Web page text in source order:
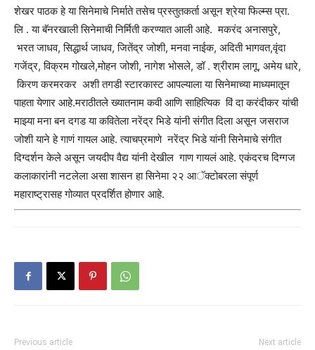
शेखर पाठक हे या सिनेमाचे निर्माते तसेच प्रस्तुतकर्ता असून श्रेया फिल्म्स प्रा.
लि . या बॅनरखाली सिनेमाची निर्मिती करण्यात आली आहे. मकरंद अनासपुरे,
भरत जाधव, सिद्धार्थ जाधव, जितेंद्र जोशी, मनवा नाईक, अदिती भागवत,वृंदा
गजेंद्र, विक्रम गोखले,मोहन जोशी, नागेश भोसले, डॉ . श्रीराम लागू, अमेय धारे,
किरण करमरकर अशी तगडी स्टारकास्ट आपल्याला या सिनेमाच्या माध्यमातून
पाहता येणार आहे.मराठीतले ख्यातनाम कवी आणि साहित्यिक विं दा करंदीकर यांची
माझ्या मना बन दगड या कवितेला नरेंद्र भिडे यांनी संगीत दिला असून जसराज
जोशी याने हे गाणं गायल आहे. त्याचप्रमाणे नरेंद्र भिडे यांनी सिनेमाचे संगीत
दिग्दर्शन केले असून जयदीप वैद्य यांनी देखील गाण गायलं आहे. एकंदरच दिग्गज
कलाकारांनी नटलेला असा शासन हा सिनेमा २२ आॅक्टोबरला संपूर्ण
महाराष्ट्रासह गोव्यात प्रदर्शित होणार आहे.
Previous article Next article